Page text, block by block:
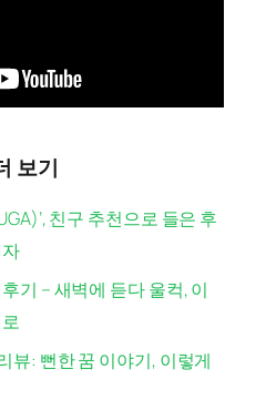
보기
친구 추천으로 들은 후
기 – 새벽에 듣다 울컥, 이
뷰: 뻔한 꿈 이야기, 이렇게